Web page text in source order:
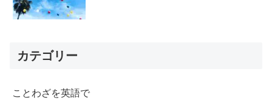
カテゴリー
ことわざを英語で